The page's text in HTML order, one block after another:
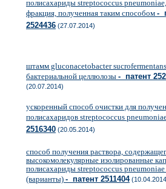
полисахариды streptococcus
фракция, полученная таким способом -
2524436 (27.07.2014)
штамм gluconacetobacter
бактериальной целлюлозы - патент
(20.07.2014)
ускоренный способ очистки для
полисахаридов streptococcus
2516340 (20.05.2014)
способ получения раствора,
высокомолекулярные изолированные
полисахариды streptococcus pneumoniae
(варианты) - патент 2511404